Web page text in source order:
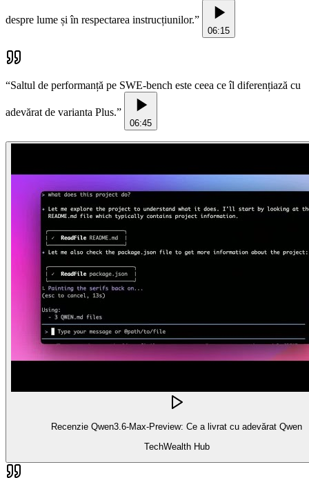
despre lume și în respectarea instrucțiunilor.”
06:15
“Saltul de performanță pe SWE-bench este ceea ce îl diferențiază cu
adevărat de varianta Plus.”
06:45
Recenzie Qwen3.6-Max-Preview: Ce a livrat cu adevărat Qwen
TechWealth Hub